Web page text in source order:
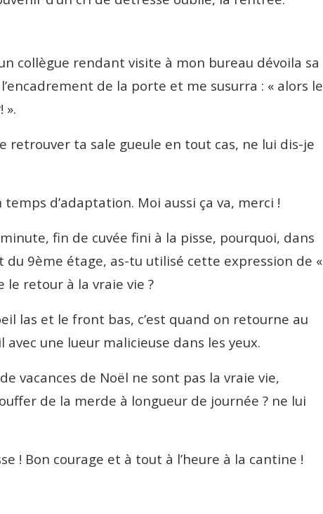
collègue rendant visite à mon bureau dévoila sa
de la porte et me susurra : « alors le
».
retrouver ta sale gueule en tout cas, ne lui dis-je
temps d’adaptation. Moi aussi ça va, merci !
fin de cuvée fini à la pisse, pourquoi, dans
du 9ème étage, as-tu utilisé cette expression de «
le retour à la vraie vie ?
las et le front bas, c’est quand on retourne au
une lueur malicieuse dans les yeux.
vacances de Noël ne sont pas la vraie vie,
de la merde à longueur de journée ? ne lui
! Bon courage et à tout à l’heure à la cantine !